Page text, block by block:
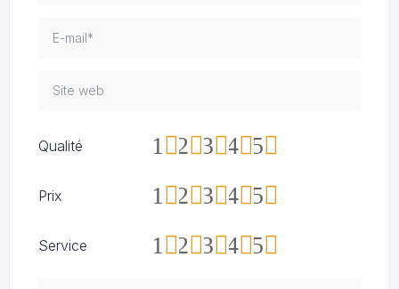
Qualité 5
4
3
2
1
Prix 5
4
3
2
1
Service 5
4
3
2
1